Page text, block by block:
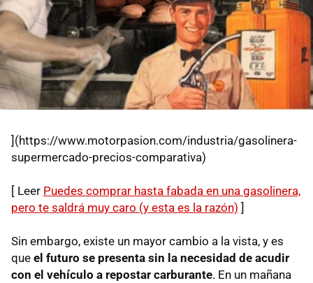
](https://www.motorpasion.com/industria/gasolinera-
supermercado-precios-comparativa)
[ Leer Puedes comprar hasta fabada en una gasolinera,
pero te saldrá muy caro (y esta es la razón) ]
Sin embargo, existe un mayor cambio a la vista, y es
que el futuro se presenta sin la necesidad de acudir
con el vehículo a repostar carburante. En un mañana